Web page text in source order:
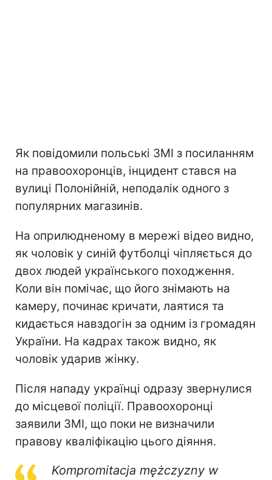
Як повідомили польські ЗМІ з посиланням
на правоохоронців, інцидент стався на
вулиці Полонійній, неподалік одного з
популярних магазинів.
На оприлюдненому в мережі відео видно,
як чоловік у синій футболці чіпляється до
двох людей українського походження.
Коли він помічає, що його знімають на
камеру, починає кричати, лаятися та
кидається навздогін за одним із громадян
України. На кадрах також видно, як
чоловік ударив жінку.
Після нападу українці одразу звернулися
до місцевої поліції. Правоохоронці
заявили ЗМІ, що поки не визначили
правову кваліфікацію цього діяння.
Kompromitacja mężczyzny w